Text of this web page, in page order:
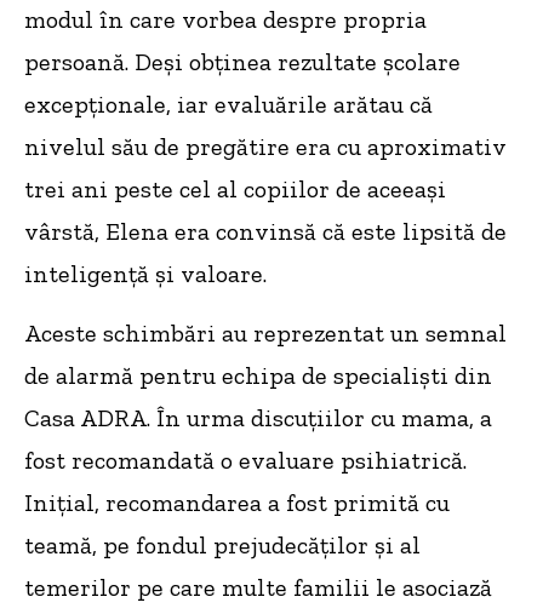
modul în care vorbea despre propria
persoană. Deși obținea rezultate școlare
excepționale, iar evaluările arătau că
nivelul său de pregătire era cu aproximativ
trei ani peste cel al copiilor de aceeași
vârstă, Elena era convinsă că este lipsită de
inteligență și valoare.
Aceste schimbări au reprezentat un semnal
de alarmă pentru echipa de specialiști din
Casa ADRA. În urma discuțiilor cu mama, a
fost recomandată o evaluare psihiatrică.
Inițial, recomandarea a fost primită cu
teamă, pe fondul prejudecăților și al
temerilor pe care multe familii le asociază